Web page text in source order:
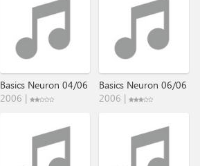
Basics Neuron 04/06
2006 |
Basics Neuron 06/06
2006 |